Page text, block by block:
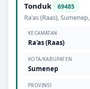
Tonduk 69485
Ra'as (Raas),Sumenep,
KECAMATAN
Ra'as (Raas)
KOTA/KABUPATEN
Sumenep
PROVINSI